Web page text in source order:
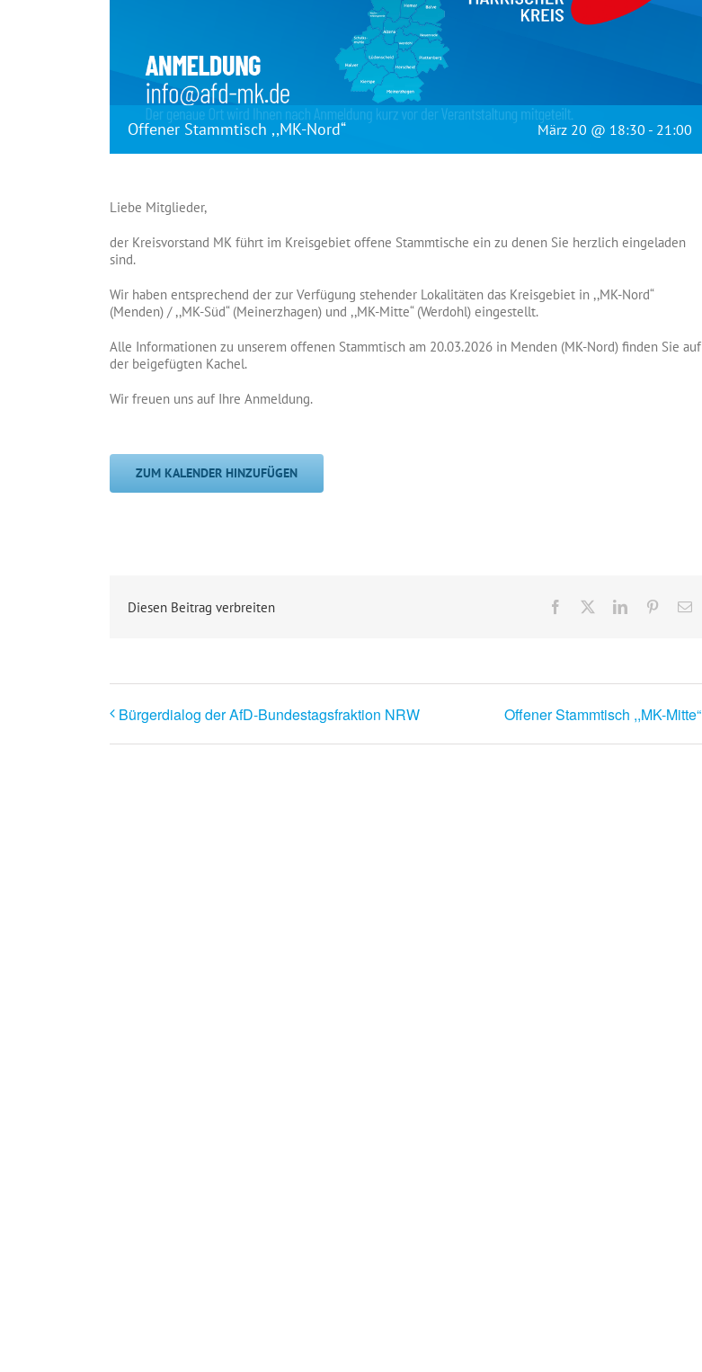
Offener Stammtisch ,,MK-Nord“ März 20 @ 18:30 - 21:00
Liebe Mitglieder,
der Kreisvorstand MK führt im Kreisgebiet offene Stammtische ein zu denen Sie herzlich eingeladen
sind.
Wir haben entsprechend der zur Verfügung stehender Lokalitäten das Kreisgebiet in ,,MK-Nord“
(Menden) / ,,MK-Süd“ (Meinerzhagen) und ,,MK-Mitte“ (Werdohl) eingestellt.
Alle Informationen zu unserem offenen Stammtisch am 20.03.2026 in Menden (MK-Nord) finden Sie auf
der beigefügten Kachel.
Wir freuen uns auf Ihre Anmeldung.
ZUM KALENDER HINZUFÜGEN
Diesen Beitrag verbreiten Facebook LinkedInPinterest
E-
Bürgerdialog der AfD-Bundestagsfraktion NRW Offener Stammtisch ,,MK-Mitte“